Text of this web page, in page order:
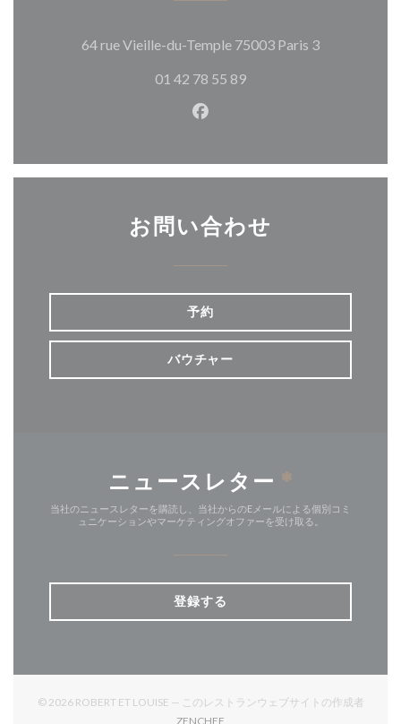
64 rue Vieille-du-Temple 75003 Paris 3((新しいウ
01 42 78 55 89
Facebook ((新しいウィン
お問い合わせ
予約
バウチャー
ニュースレター *
当社のニュースレターを購読し、当社からのEメールによる個別コミ
ュニケーションやマーケティングオファーを受け取る。
登録する
© 2026 ROBERT ET LOUISE — このレストランウェブサイトの作成者
ZENCHEF